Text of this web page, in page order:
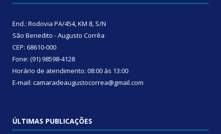
End.: Rodovia PA/454, KM 8, S/N
São Benedito - Augusto Corrêa
CEP: 68610-000
Fone: (91) 98598-4128
Horário de atendimento: 08:00 às 13:00
E-mail: camaradeaugustocorrea@gmail.com
ÚLTIMAS PUBLICAÇÕES